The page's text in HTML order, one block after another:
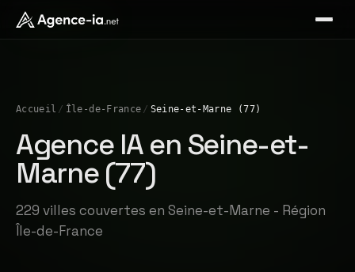
Accueil / Île-de-France / Seine-et-Marne (77)
Agence IA en Seine-et-
Marne (77)
229 villes couvertes en Seine-et-Marne - Région
Île-de-France